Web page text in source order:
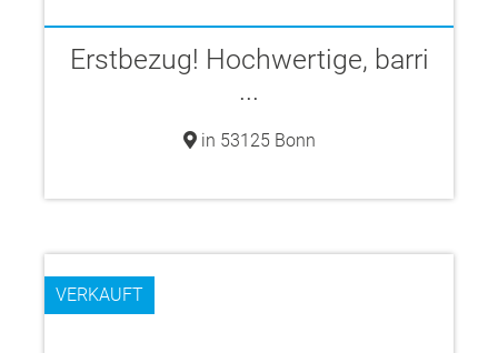
Erstbezug! Hochwertige, barri
...
in 53125 Bonn
VERKAUFT